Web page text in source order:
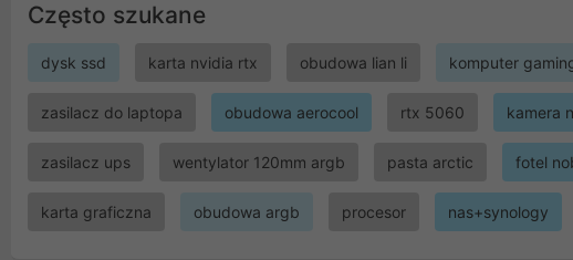
Często szukane
dysk ssd karta nvidia rtx obudowa lian li komputer
zasilacz do laptopa obudowa aerocool rtx 5060 kamera
zasilacz ups wentylator 120mm argb pasta arctic fotel
karta graficzna obudowa argb procesor nas+synology